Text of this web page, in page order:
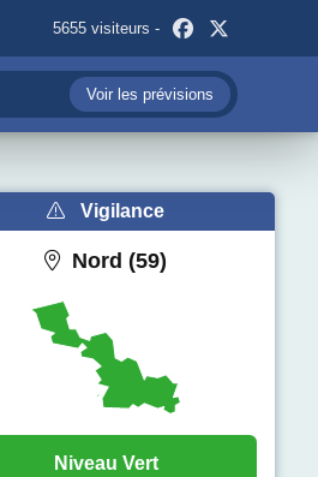
5655 visiteurs -
Voir les prévisions
Vigilance
Nord (59)
Niveau Vert